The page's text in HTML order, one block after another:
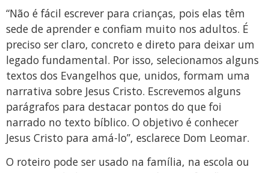
“Não é fácil escrever para crianças, pois elas têm
sede de aprender e confiam muito nos adultos. É
preciso ser claro, concreto e direto para deixar um
legado fundamental. Por isso, selecionamos alguns
textos dos Evangelhos que, unidos, formam uma
narrativa sobre Jesus Cristo. Escrevemos alguns
parágrafos para destacar pontos do que foi
narrado no texto bíblico. O objetivo é conhecer
Jesus Cristo para amá-lo”, esclarece Dom Leomar.
O roteiro pode ser usado na família, na escola ou